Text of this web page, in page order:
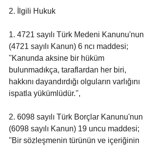
2. İlgili Hukuk
1. 4721 sayılı Türk Medeni Kanunu'nun
(4721 sayılı Kanun) 6 ncı maddesi;
''Kanunda aksine bir hüküm
bulunmadıkça, taraflardan her biri,
hakkını dayandırdığı olguların varlığını
ispatla yükümlüdür.'',
2. 6098 sayılı Türk Borçlar Kanunu'nun
(6098 sayılı Kanun) 19 uncu maddesi;
''Bir sözleşmenin türünün ve içeriğinin